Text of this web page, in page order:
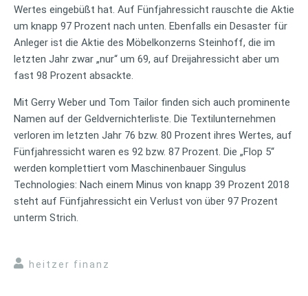
Wertes eingebüßt hat. Auf Fünfjahressicht rauschte die Aktie
um knapp 97 Prozent nach unten. Ebenfalls ein Desaster für
Anleger ist die Aktie des Möbelkonzerns Steinhoff, die im
letzten Jahr zwar „nur“ um 69, auf Dreijahressicht aber um
fast 98 Prozent absackte.
Mit Gerry Weber und Tom Tailor finden sich auch prominente
Namen auf der Geldvernichterliste. Die Textilunternehmen
verloren im letzten Jahr 76 bzw. 80 Prozent ihres Wertes, auf
Fünfjahressicht waren es 92 bzw. 87 Prozent. Die „Flop 5“
werden komplettiert vom Maschinenbauer Singulus
Technologies: Nach einem Minus von knapp 39 Prozent 2018
steht auf Fünfjahressicht ein Verlust von über 97 Prozent
unterm Strich.
heitzer finanz